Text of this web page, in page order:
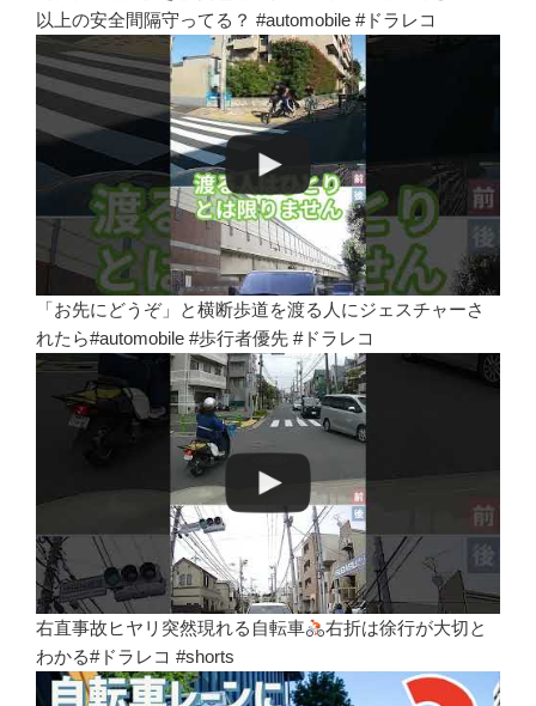
以上の安全間隔守ってる？ #automobile #ドラレコ
「お先にどうぞ」と横断歩道を渡る人にジェスチャーさ
れたら#automobile #歩行者優先 #ドラレコ
右直事故ヒヤリ突然現れる自転車
右折は徐行が大切と
わかる#ドラレコ #shorts